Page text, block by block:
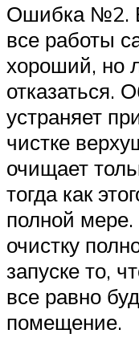
Ошибка №2.
все работы
хороший, но
отказаться.
устраняет
чистке
очищает
тогда как
полной
очистку
запуске то,
все равно
помещение.